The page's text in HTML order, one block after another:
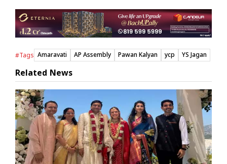
#Tags Amaravati AP Assembly Pawan Kalyan ycp YS Jagan
Related News